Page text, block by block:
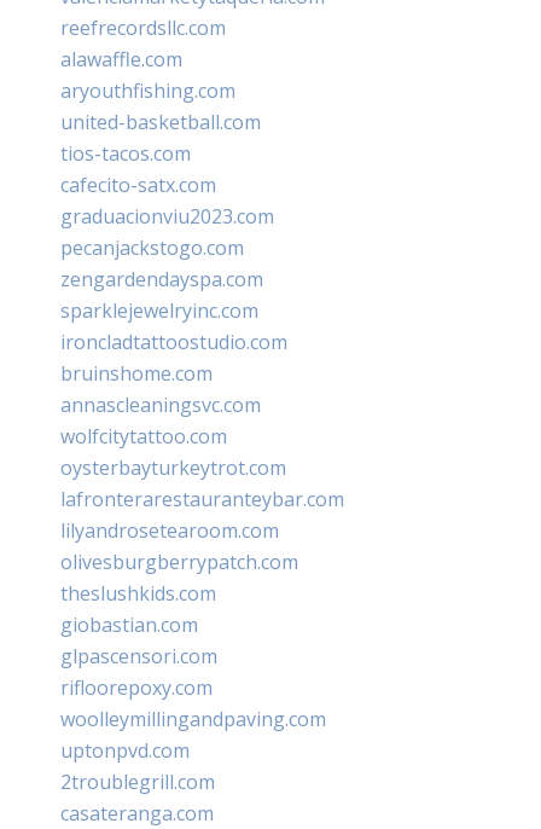
reefrecordsllc.com
alawaffle.com
aryouthfishing.com
united-basketball.com
tios-tacos.com
cafecito-satx.com
graduacionviu2023.com
pecanjackstogo.com
zengardendayspa.com
sparklejewelryinc.com
ironcladtattoostudio.com
bruinshome.com
annascleaningsvc.com
wolfcitytattoo.com
oysterbayturkeytrot.com
lafronterarestauranteybar.com
lilyandrosetearoom.com
olivesburgberrypatch.com
theslushkids.com
giobastian.com
glpascensori.com
rifloorepoxy.com
woolleymillingandpaving.com
uptonpvd.com
2troublegrill.com
casateranga.com